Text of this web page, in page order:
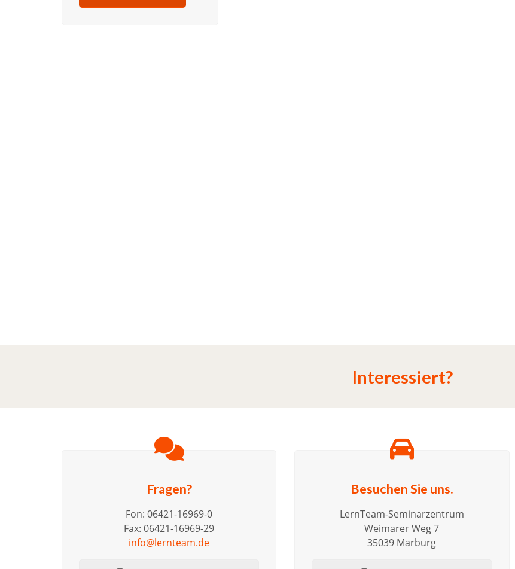
Interessiert?
Fragen?
Fon: 06421-16969-0
Fax: 06421-16969-29
info@lernteam.de
Besuchen Sie uns.
LernTeam-Seminarzentrum
Weimarer Weg 7
35039 Marburg